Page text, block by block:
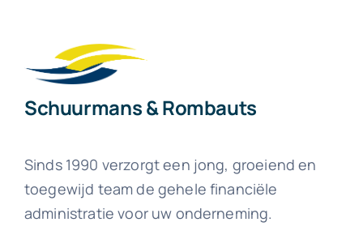
Schuurmans & Rombauts
Sinds 1990 verzorgt een jong, groeiend en
toegewijd team de gehele financiële
administratie voor uw onderneming.